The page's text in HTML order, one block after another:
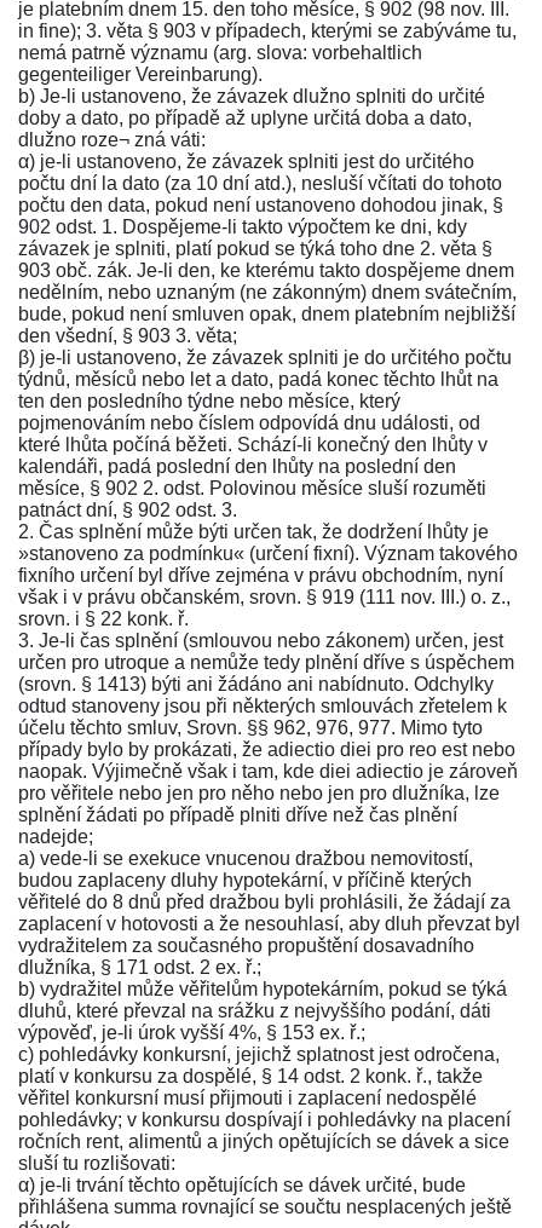
je platebním dnem 15. den toho měsíce, § 902 (98 nov. III.
in fine); 3. věta § 903 v případech, kterými se zabýváme tu,
nemá patrně významu (arg. slova: vorbehaltlich
gegenteiliger Vereinbarung).
b) Je-li ustanoveno, že závazek dlužno splniti do určité
doby a dato, po případě až uplyne určitá doba a dato,
dlužno roze¬ zná váti:
α) je-li ustanoveno, že závazek splniti jest do určitého
počtu dní la dato (za 10 dní atd.), nesluší včítati do tohoto
počtu den data, pokud není ustanoveno dohodou jinak, §
902 odst. 1. Dospějeme-li takto výpočtem ke dni, kdy
závazek je splniti, platí pokud se týká toho dne 2. věta §
903 obč. zák. Je-li den, ke kterému takto dospějeme dnem
nedělním, nebo uznaným (ne zákonným) dnem svátečním,
bude, pokud není smluven opak, dnem platebním nejbližší
den všední, § 903 3. věta;
β) je-li ustanoveno, že závazek splniti je do určitého počtu
týdnů, měsíců nebo let a dato, padá konec těchto lhůt na
ten den posledního týdne nebo měsíce, který
pojmenováním nebo číslem odpovídá dnu události, od
které lhůta počíná běžeti. Schází-li konečný den lhůty v
kalendáři, padá poslední den lhůty na poslední den
měsíce, § 902 2. odst. Polovinou měsíce sluší rozuměti
patnáct dní, § 902 odst. 3.
2. Čas splnění může býti určen tak, že dodržení lhůty je
»stanoveno za podmínku« (určení fixní). Význam takového
fixního určení byl dříve zejména v právu obchodním, nyní
však i v právu občanském, srovn. § 919 (111 nov. III.) o. z.,
srovn. i § 22 konk. ř.
3. Je-li čas splnění (smlouvou nebo zákonem) určen, jest
určen pro utroque a nemůže tedy plnění dříve s úspěchem
(srovn. § 1413) býti ani žádáno ani nabídnuto. Odchylky
odtud stanoveny jsou při některých smlouvách zřetelem k
účelu těchto smluv, Srovn. §§ 962, 976, 977. Mimo tyto
případy bylo by prokázati, že adiectio diei pro reo est nebo
naopak. Výjimečně však i tam, kde diei adiectio je zároveň
pro věřitele nebo jen pro něho nebo jen pro dlužníka, lze
splnění žádati po případě plniti dříve než čas plnění
nadejde;
a) vede-li se exekuce vnucenou dražbou nemovitostí,
budou zaplaceny dluhy hypotekární, v příčině kterých
věřitelé do 8 dnů před dražbou byli prohlásili, že žádají za
zaplacení v hotovosti a že nesouhlasí, aby dluh převzat byl
vydražitelem za současného propuštění dosavadního
dlužníka, § 171 odst. 2 ex. ř.;
b) vydražitel může věřitelům hypotekárním, pokud se týká
dluhů, které převzal na srážku z nejvyššího podání, dáti
výpověď, je-li úrok vyšší 4%, § 153 ex. ř.;
c) pohledávky konkursní, jejichž splatnost jest odročena,
platí v konkursu za dospělé, § 14 odst. 2 konk. ř., takže
věřitel konkursní musí přijmouti i zaplacení nedospělé
pohledávky; v konkursu dospívají i pohledávky na placení
ročních rent, alimentů a jiných opětujících se dávek a sice
sluší tu rozlišovati:
α) je-li trvání těchto opětujících se dávek určité, bude
přihlášena summa rovnající se součtu nesplacených ještě